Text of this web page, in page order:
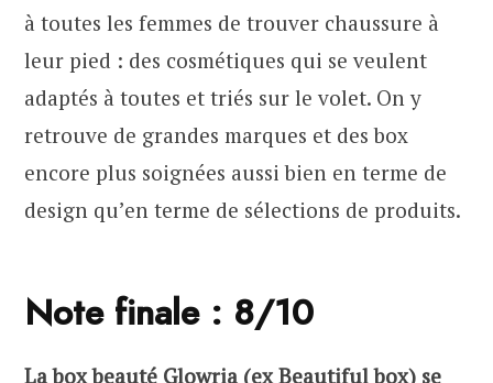
à toutes les femmes de trouver chaussure à
leur pied : des cosmétiques qui se veulent
adaptés à toutes et triés sur le volet. On y
retrouve de grandes marques et des box
encore plus soignées aussi bien en terme de
design qu’en terme de sélections de produits.
Note finale : 8/10
La box beauté Glowria (ex Beautiful box) se